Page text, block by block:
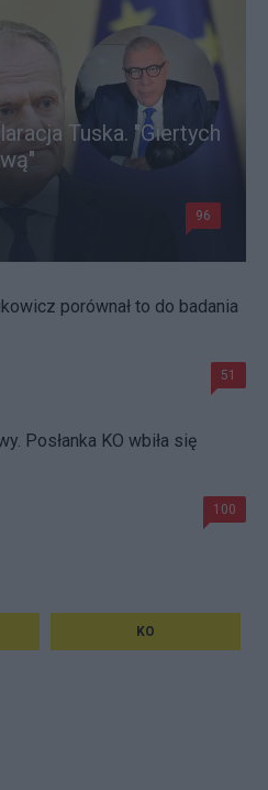
Tuska. "Giertych
96
porównał to do badania
51
Posłanka KO wbiła się
100
KO